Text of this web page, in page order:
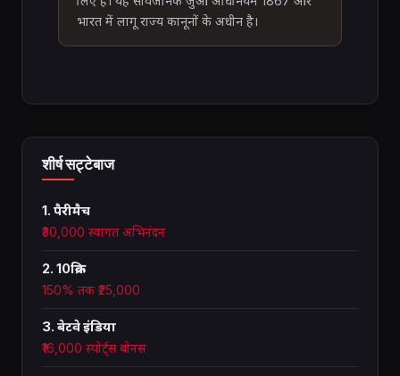
भारत में लागू राज्य कानूनों के अधीन है।
शीर्ष सट्टेबाज
1. पैरीमैच
₹30,000 स्वागत अभिनंदन
2. 10क्रिक
150% तक ₹25,000
3. बेटवे इंडिया
₹16,000 स्पोर्ट्स बोनस